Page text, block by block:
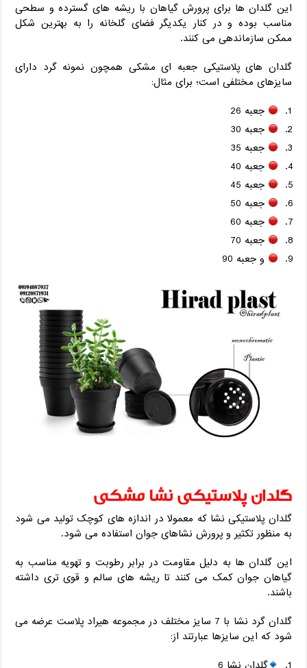
این گلدان ها برای پرورش گیاهان با ریشه های گسترده و سطحی
مناسب بوده و در کنار یکدیگر فضای گلخانه را به بهترین شکل
ممکن سازماندهی می کنند.
گلدان های پلاستیکی جعبه ای مشکی همچون نمونه گرد دارای
سایزهای مختلفی است؛ برای مثال:
جعبه 26
جعبه 30
جعبه 35
جعبه 40
جعبه 45
جعبه 50
جعبه 60
جعبه 70
و جعبه 90
گلدان پلاستیکی نشا مشکی
گلدان پلاستیکی نشا که معمولا در اندازه های کوچک تولید می شود
به منظور تکثیر و پرورش نشاهای جوان استفاده می شود.
این گلدان ها به دلیل مقاومت در برابر رطوبت و تهویه مناسب به
گیاهان جوان کمک می کنند تا ریشه های سالم و قوی تری داشته
باشند.
گلدان گرد نشا با 7 سایز مختلف در مجموعه هیراد پلاست عرضه می
شود که این سایزها عبارتند از:
گلدان نشا 6